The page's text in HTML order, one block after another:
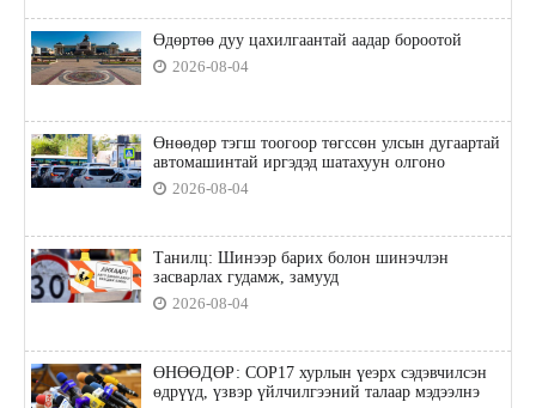
Өдөртөө дуу цахилгаантай аадар бороотой
2026-08-04
Өнөөдөр тэгш тоогоор төгссөн улсын дугаартай
автомашинтай иргэдэд шатахуун олгоно
2026-08-04
Танилц: Шинээр барих болон шинэчлэн
засварлах гудамж, замууд
2026-08-04
ӨНӨӨДӨР: COP17 хурлын үеэрх сэдэвчилсэн
өдрүүд, үзвэр үйлчилгээний талаар мэдээлнэ